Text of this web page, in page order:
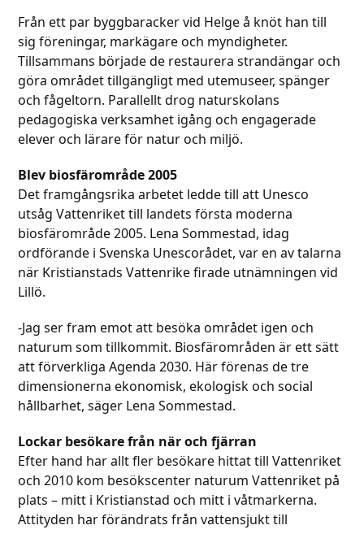
Från ett par byggbaracker vid Helge å knöt han till
sig föreningar, markägare och myndigheter.
Tillsammans började de restaurera strandängar och
göra området tillgängligt med utemuseer, spänger
och fågeltorn. Parallellt drog naturskolans
pedagogiska verksamhet igång och engagerade
elever och lärare för natur och miljö.
Blev biosfärområde 2005
Det framgångsrika arbetet ledde till att Unesco
utsåg Vattenriket till landets första moderna
biosfärområde 2005. Lena Sommestad, idag
ordförande i Svenska Unescorådet, var en av talarna
när Kristianstads Vattenrike firade utnämningen vid
Lillö.
-Jag ser fram emot att besöka området igen och
naturum som tillkommit. Biosfärområden är ett sätt
att förverkliga Agenda 2030. Här förenas de tre
dimensionerna ekonomisk, ekologisk och social
hållbarhet, säger Lena Sommestad.
Lockar besökare från när och fjärran
Efter hand har allt fler besökare hittat till Vattenriket
och 2010 kom besökscenter naturum Vattenriket på
plats – mitt i Kristianstad och mitt i våtmarkerna.
Attityden har förändrats från vattensjukt till